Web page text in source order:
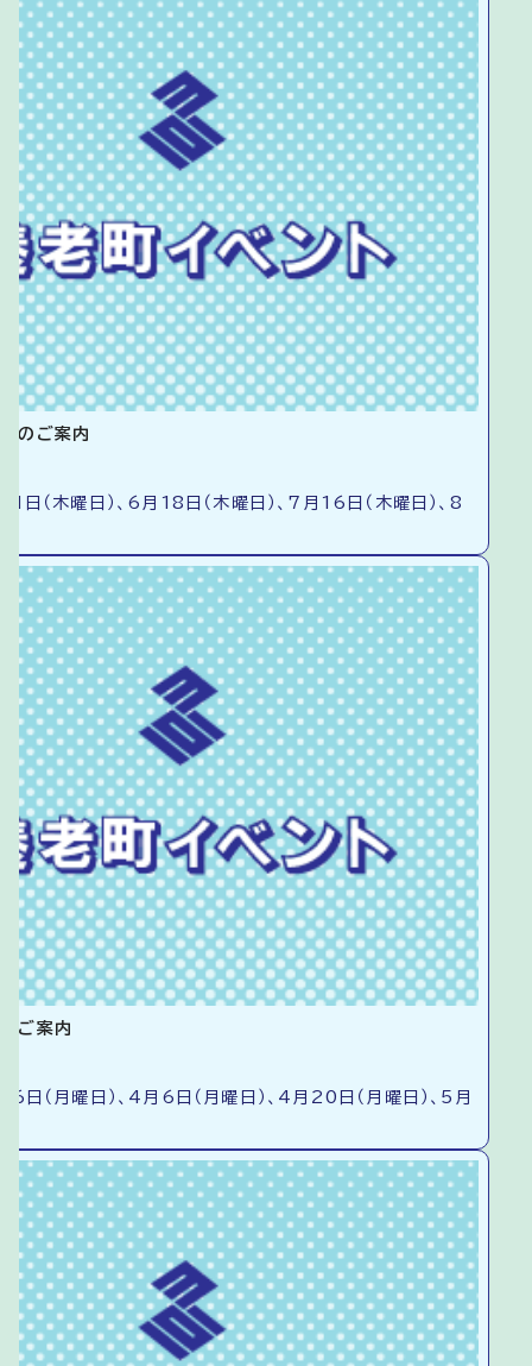
のご案内
（木曜日）、6月18日（木曜日）、7月16日（木曜日）、8
ご案内
（月曜日）、4月6日（月曜日）、4月20日（月曜日）、5月